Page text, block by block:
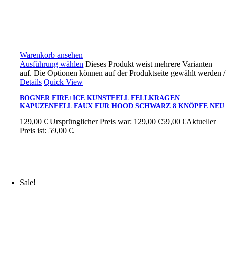
Warenkorb ansehen
Ausführung wählen Dieses Produkt weist mehrere Varianten
auf. Die Optionen können auf der Produktseite gewählt werden/
Details Quick View
BOGNER FIRE+ICE KUNSTFELL FELLKRAGEN
KAPUZENFELL FAUX FUR HOOD SCHWARZ 8 KNÖPFE NEU
129,00€ Ursprünglicher Preis war: 129,00 €59,00€Aktueller
Preis ist: 59,00 €.
Sale!